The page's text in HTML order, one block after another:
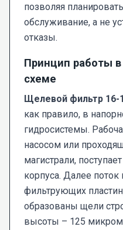
позволяя
обслуживание, а не
отказы.
Принцип работы
схеме
Щелевой фильтр 16-
как правило, в
гидросистемы.
насосом или
магистрали,
корпуса. Далее поток
фильтрующих
образованы щели
высоты – 125